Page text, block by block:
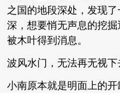
之国的地段深处，发现
深，想要悄无声息的挖
被木叶得到消息。
波风水门，无法再无视下
小南原本就是明面上的